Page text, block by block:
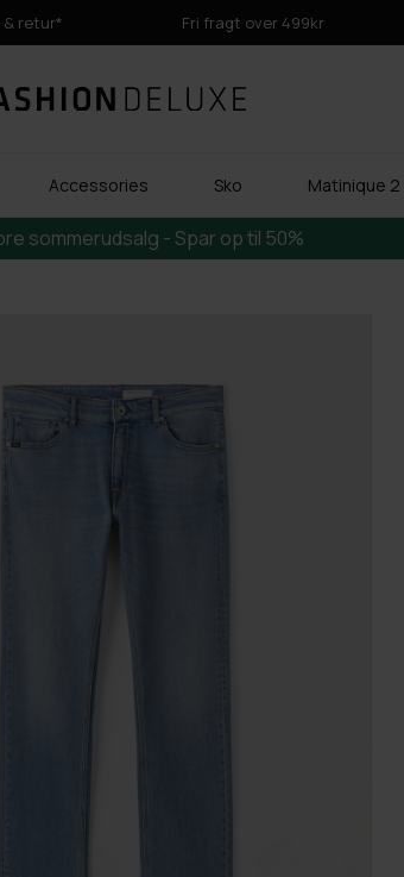
& retur* Fri fragt over 499kr
Accessories Sko Matinique 2
sommerudsalg - Spar op til 50%